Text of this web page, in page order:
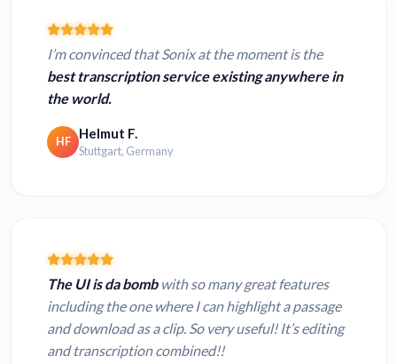
I’m convinced that Sonix at the moment is the
best transcription service existing anywhere in
the world.
HF Helmut F.
Stuttgart, Germany
The UI is da bombwith so many great features
including the one where I can highlight a passage
and download as a clip. So very useful! It’s editing
and transcription combined!!